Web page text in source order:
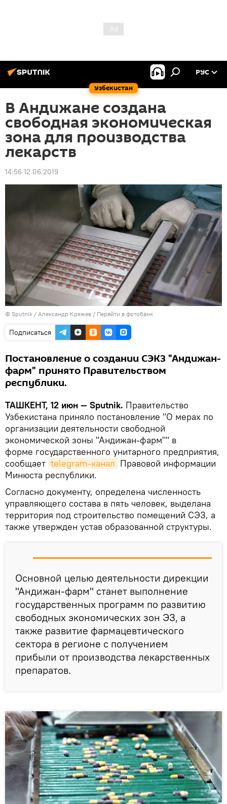
Узбекистан
РУС
В Андижане создана
свободная экономическая
зона для производства
лекарств
14:56 12.06.2019
© Sputnik / Александр Кряжев / Перейти в фотобанк
Подписаться
Постановление о создании СЭКЗ "Андижан-
фарм" принято Правительством
республики.
ТАШКЕНТ, 12 июн — Sputnik. Правительство
Узбекистана приняло постановление "О мерах по
организации деятельности свободной
экономической зоны "Андижан-фарм"" в
форме государственного унитарного предприятия,
сообщает telegram-канал Правовой информации
Минюста республики.
Согласно документу, определена численность
управляющего состава в пять человек, выделана
территория под строительство помещений СЭЗ, а
также утвержден устав образованной структуры.
Основной целью деятельности дирекции
"Андижан-фарм" станет выполнение
государственных программ по развитию
свободных экономических зон ЭЗ, а
также развитие фармацевтического
сектора в регионе с получением
прибыли от производства лекарственных
препаратов.